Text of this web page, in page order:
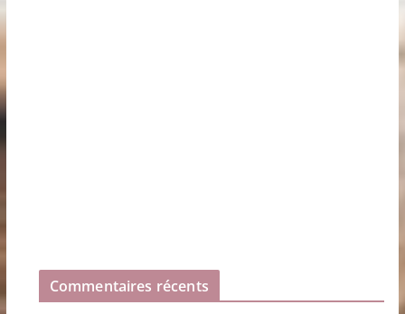
Commentaires récents